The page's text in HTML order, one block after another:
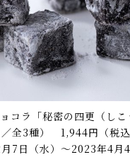
コラ「秘密の四更（しこ
／全3種） 1,944円（
7日（水）〜2023年4月4